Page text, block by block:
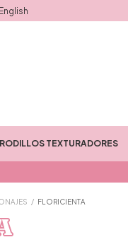
RODILLOS TEXTURADORES
/ FLORICIENTA